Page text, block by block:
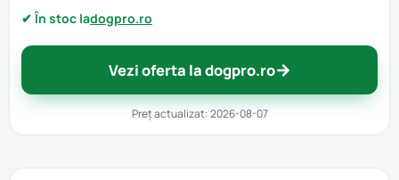
✔ În stoc ladogpro.ro
Vezi oferta la dogpro.ro→
Preț actualizat: 2026-08-07